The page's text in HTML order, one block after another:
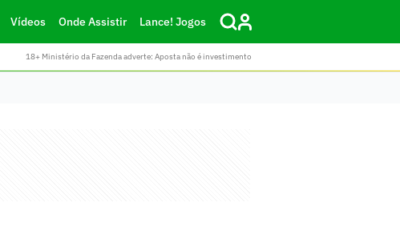
Vídeos Onde Assistir Lance! Jogos
18+ Ministério da Fazenda adverte: Aposta não é investimento